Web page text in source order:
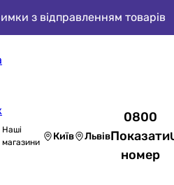
з відправленням товарів
Наші
магазини
Київ Львів
0800
Показати
номер